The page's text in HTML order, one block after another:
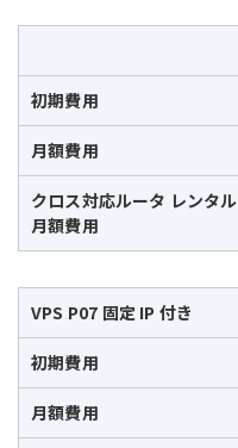
初期費用
月額費用
クロス対応ルータ レンタル
月額費用
VPS P07 固定 IP 付き
初期費用
月額費用